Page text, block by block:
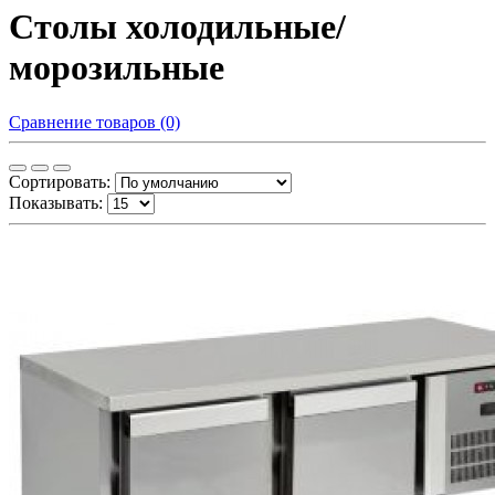
Столы холодильные/
морозильные
Сравнение товаров (0)
Сортировать:
Показывать: